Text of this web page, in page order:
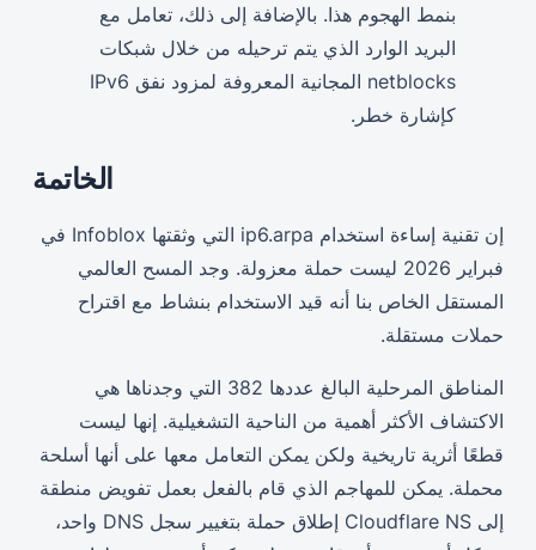
بنمط الهجوم هذا. بالإضافة إلى ذلك، تعامل مع
البريد الوارد الذي يتم ترحيله من خلال شبكات
netblocks المجانية المعروفة لمزود نفق IPv6
كإشارة خطر.
الخاتمة
إن تقنية إساءة استخدام ip6.arpa التي وثقتها Infoblox في
فبراير 2026 ليست حملة معزولة. وجد المسح العالمي
المستقل الخاص بنا أنه قيد الاستخدام بنشاط مع اقتراح
حملات مستقلة.
المناطق المرحلية البالغ عددها 382 التي وجدناها هي
الاكتشاف الأكثر أهمية من الناحية التشغيلية. إنها ليست
قطعًا أثرية تاريخية ولكن يمكن التعامل معها على أنها أسلحة
محملة. يمكن للمهاجم الذي قام بالفعل بعمل تفويض منطقة
إلى Cloudflare NS إطلاق حملة بتغيير سجل DNS واحد،